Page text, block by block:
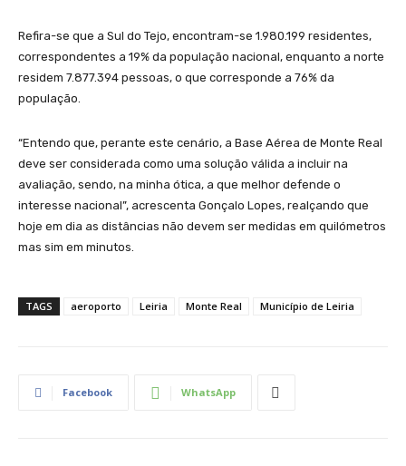
Refira-se que a Sul do Tejo, encontram-se 1.980.199 residentes,
correspondentes a 19% da população nacional, enquanto a norte
residem 7.877.394 pessoas, o que corresponde a 76% da
população.
“Entendo que, perante este cenário, a Base Aérea de Monte Real
deve ser considerada como uma solução válida a incluir na
avaliação, sendo, na minha ótica, a que melhor defende o
interesse nacional”, acrescenta Gonçalo Lopes, realçando que
hoje em dia as distâncias não devem ser medidas em quilómetros
mas sim em minutos.
TAGS aeroporto Leiria Monte Real Município de Leiria
Facebook WhatsApp